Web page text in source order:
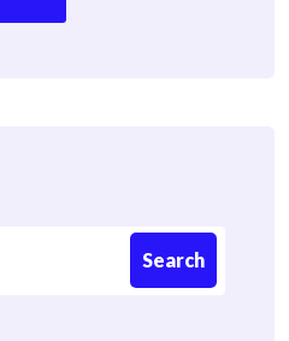
Search